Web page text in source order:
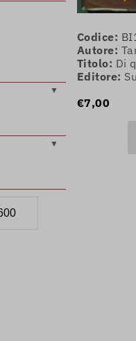
Codice:
Autore:
Titolo: Di
Editore:
€7,00